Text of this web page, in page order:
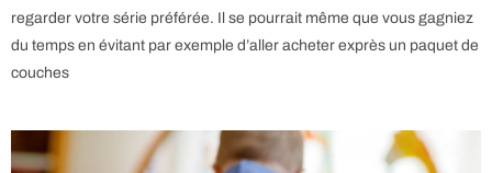
regarder votre série préférée. Il se pourrait même que vous gagniez
du temps en évitant par exemple d’aller acheter exprès un paquet de
couches